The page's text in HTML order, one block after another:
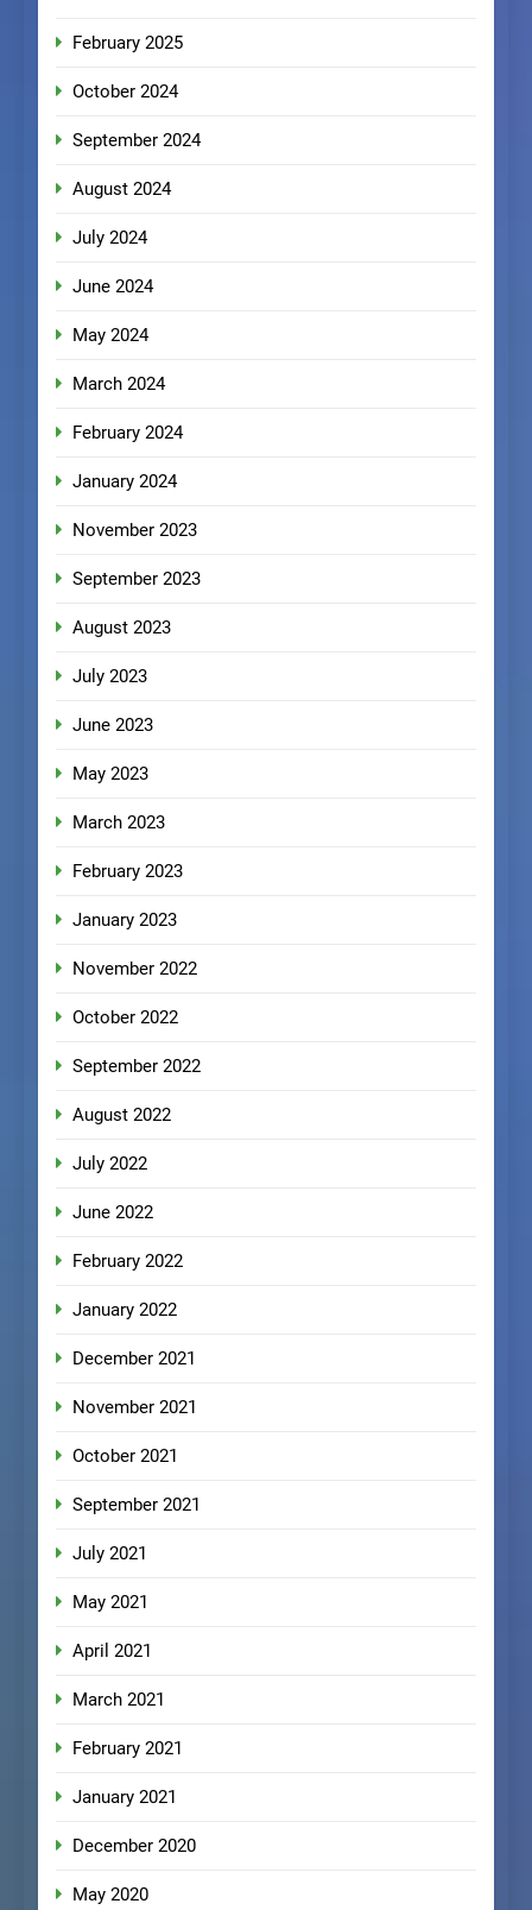
February 2025
October 2024
September 2024
August 2024
July 2024
June 2024
May 2024
March 2024
February 2024
January 2024
November 2023
September 2023
August 2023
July 2023
June 2023
May 2023
March 2023
February 2023
January 2023
November 2022
October 2022
September 2022
August 2022
July 2022
June 2022
February 2022
January 2022
December 2021
November 2021
October 2021
September 2021
July 2021
May 2021
April 2021
March 2021
February 2021
January 2021
December 2020
May 2020